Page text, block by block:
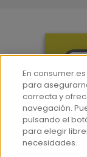
En
para
correcta y
navegación.
pulsando el
para elegir
necesidades.